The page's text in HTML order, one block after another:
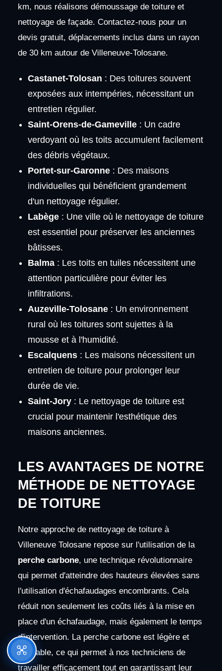
km, nous réalisons démoussage de toiture et
nettoyage de façade. Contactez-nous pour un
devis gratuit, déplacements inclus dans un rayon
de 30 km autour de Villeneuve-Tolosane.
Castanet-Tolosan : Des toitures souvent
exposées aux intempéries, nécessitant un
entretien régulier.
Saint-Orens-de-Gameville: Un cadre
verdoyant où les toits accumulent facilement
des débris végétaux.
Portet-sur-Garonne: Des maisons
individuelles qui bénéficient grandement
d'un nettoyage régulier.
Labège: Une ville où le nettoyage de toiture
est essentiel pour préserver les anciennes
bâtisses.
Balma: Les toits en tuiles nécessitent une
attention particulière pour éviter les
infiltrations.
Auzeville-Tolosane: Un environnement
rural où les toitures sont sujettes à la
mousse et à l'humidité.
Escalquens: Les maisons nécessitent un
entretien de toiture pour prolonger leur
durée de vie.
Saint-Jory: Le nettoyage de toiture est
crucial pour maintenir l'esthétique des
maisons anciennes.
LES AVANTAGES DE NOTRE
MÉTHODE DE NETTOYAGE
DE TOITURE
Notre approche de nettoyage de toiture à
Villeneuve Tolosane repose sur l'utilisation de la
perche carbone, une technique révolutionnaire
qui permet d'atteindre des hauteurs élevées sans
l'utilisation d'échafaudages encombrants. Cela
réduit non seulement les coûts liés à la mise en
place d'un échafaudage, mais également le temps
d'intervention. La perche carbone est légère et
maniable, ce qui permet à nos techniciens de
travailler efficacement tout en garantissant leur